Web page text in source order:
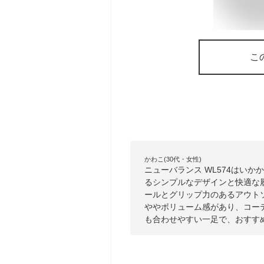
こ
かわこ(30代・女性)
ニューバランス WL574はいか
るシンプルなデザインと快適
ールとグリップ力のあるアウ
ややボリューム感があり、コ
も合わせやすい一足で、おすす